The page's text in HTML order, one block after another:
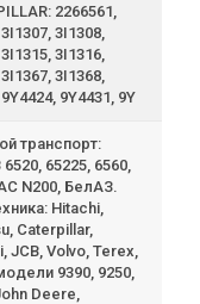
2266561,
3I1308,
3I1316,
3I1368,
9Y4431, 9Y
транспорт:
65225, 6560,
N200, БелАЗ.
Hitachi,
Caterpillar,
JCB, Volvo, Terex,
9390, 9250,
Deere,